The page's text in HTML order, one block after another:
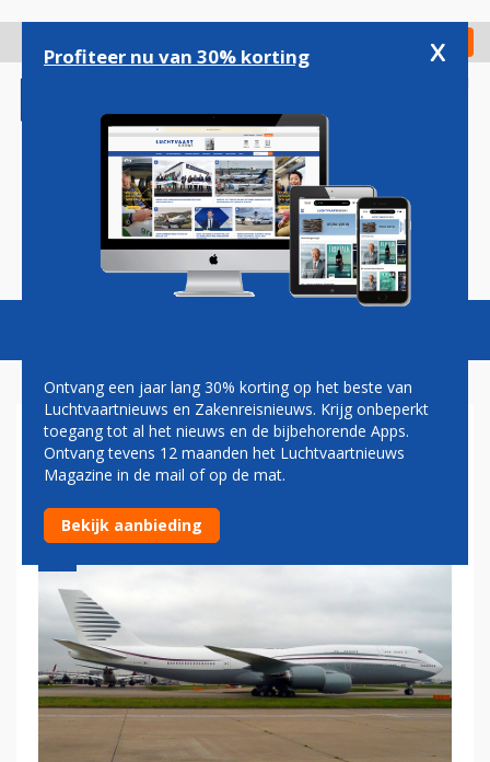
gaan
Check in
Magazine Podcasts Vacatures
VS AANVAARDEN FORMEEL
BOEING 747 VAN QATAR
Profiteer nu van 30% korting x
Ontvang een jaar lang 30% korting op het beste van
Luchtvaartnieuws en Zakenreisnieuws. Krijg onbeperkt
toegang tot al het nieuws en de bijbehorende Apps.
Ontvang tevens 12 maanden het Luchtvaartnieuws
Magazine in de mail of op de mat.
Bekijk aanbieding